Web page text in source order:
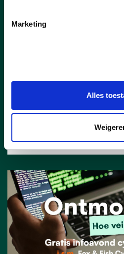
Marketing
Alles
verantwoorden. Ik
dan is het logisch dat
pijn in het hart, want
van een absoluut
en steunen.”
lees meer